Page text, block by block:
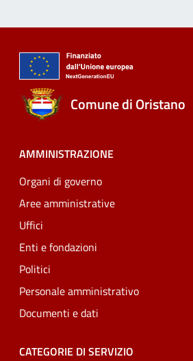
Comune di Oristano
AMMINISTRAZIONE
Organi di governo
Aree amministrative
Uffici
Enti e fondazioni
Politici
Personale amministrativo
Documenti e dati
CATEGORIE DI SERVIZIO